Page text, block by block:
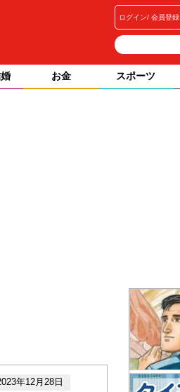
ログイン 会員登録
お金 スポーツ
年12月28日